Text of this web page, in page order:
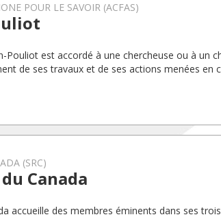
POUR LE SAVOIR (ACFAS)
Pouliot est accordé à une chercheuse ou à un
de ses travaux et de ses actions menées en
(SRC)
Canada
accueille des membres éminents dans ses